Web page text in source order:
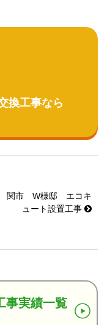
換工事なら
関市 W様邸 エコキ
ュート設置工事
事実績一覧